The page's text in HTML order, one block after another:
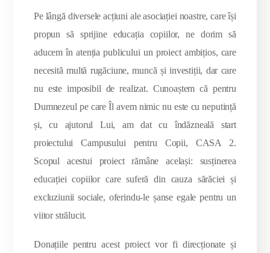
Pe lângă diversele acțiuni ale asociației noastre, care își
propun să sprijine educația copiilor, ne dorim să
aducem în atenția publicului un proiect ambițios, care
necesită multă rugăciune, muncă și investiții, dar care
nu este imposibil de realizat. Cunoaștem că pentru
Dumnezeul pe care Îl avem nimic nu este cu neputință
și, cu ajutorul Lui, am dat cu îndăzneală start
proiectului Campusului pentru Copii, CASA 2.
Scopul acestui proiect rămâne același: susținerea
educației copiilor care suferă din cauza sărăciei și
excluziunii sociale, oferindu-le șanse egale pentru un
viitor strălucit.
Donațiile pentru acest proiect vor fi direcționate și